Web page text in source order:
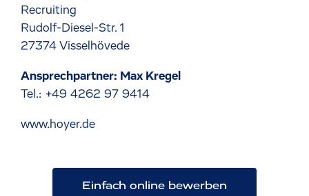
Recruiting
Rudolf-Diesel-Str. 1
27374 Visselhövede
Ansprechpartner: Max Kregel
Tel.: +49 4262 97 9414
www.hoyer.de
Einfach online bewerben